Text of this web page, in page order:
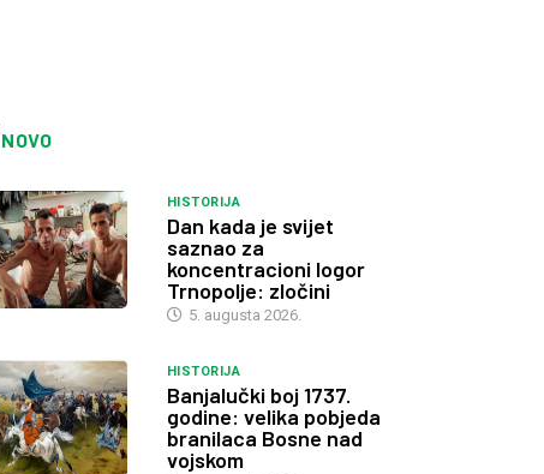
NOVO
HISTORIJA
Dan kada je svijet
saznao za
koncentracioni logor
Trnopolje: zločini
5. augusta 2026.
HISTORIJA
Banjalučki boj 1737.
godine: velika pobjeda
branilaca Bosne nad
vojskom